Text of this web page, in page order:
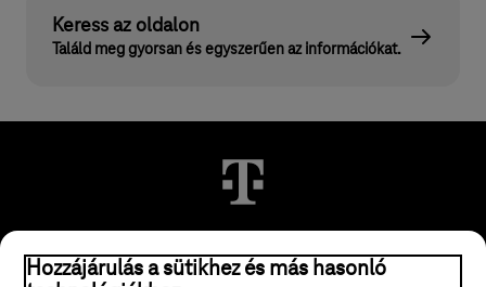
Keress az oldalon
Találd meg gyorsan és egyszerűen az információkat.
© 2026 Magyar Telekom Nyrt.
Hozzájárulás a sütikhez és más hasonló